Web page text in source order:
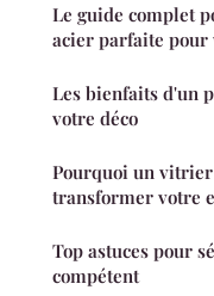
Le guide complet
acier parfaite pour
Les bienfaits d'un
votre déco
Pourquoi un
transformer votre
Top astuces pour
compétent